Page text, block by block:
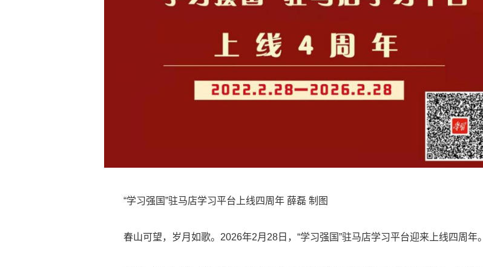
“学习强国”驻马店学习平台上线四周年 薛磊 制图
春山可望，岁月如歌。2026年2月28日，“学习强国”驻马店学习平台迎来上线四周年。